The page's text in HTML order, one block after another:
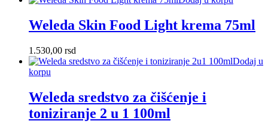
Weleda Skin Food Light krema 75ml
1.530,00 rsd
Dodaj u
korpu
Weleda sredstvo za čišćenje i
toniziranje 2 u 1 100ml